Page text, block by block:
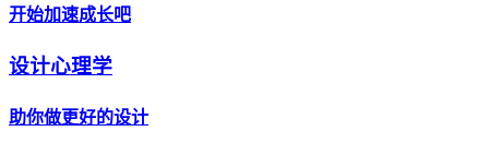
开始加速成长吧
设计心理学
助你做更好的设计